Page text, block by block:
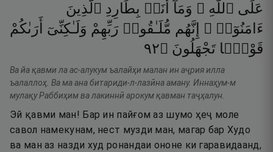
عَلَى ٱللَّهِ ۚ وَمَآ أَنَا۠ بِطَارِدِ ٱلَّذِينَ
ءَامَنُوٓا۟ ۚ إِنَّهُم مُّلَـٰقُوا۟ رَبِّهِمْ وَلَـٰكِنِّىٓ أَرَىٰكُمْ
قَوْمًۭا تَجْهَلُونَ ۝٢٩
Ва йа қавми ла ас-алукум ъалайҳи малан ин аҷрия илла
ъалаллоҳ. Ва ма ана битариди-л-лазӣна аману. Иннаҳум-м
мулақу Раббиҳим ва лакиннӣ арокум қавман таҷҳалун.
Эй қавми ман! Бар ин пайғом аз шумо ҳеҷ моле
савол намекунам, нест музди ман, магар бар Худо
ва ман аз назди худ ронандаи ононе ки гаравидаанд,